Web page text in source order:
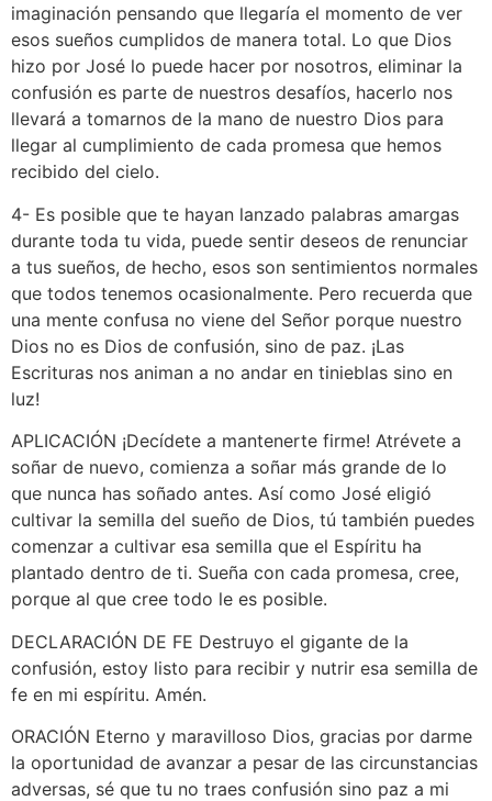
imaginación pensando que llegaría el momento de ver
esos sueños cumplidos de manera total. Lo que Dios
hizo por José lo puede hacer por nosotros, eliminar la
confusión es parte de nuestros desafíos, hacerlo nos
llevará a tomarnos de la mano de nuestro Dios para
llegar al cumplimiento de cada promesa que hemos
recibido del cielo.
4- Es posible que te hayan lanzado palabras amargas
durante toda tu vida, puede sentir deseos de renunciar
a tus sueños, de hecho, esos son sentimientos normales
que todos tenemos ocasionalmente. Pero recuerda que
una mente confusa no viene del Señor porque nuestro
Dios no es Dios de confusión, sino de paz. ¡Las
Escrituras nos animan a no andar en tinieblas sino en
luz!
APLICACIÓN ¡Decídete a mantenerte firme! Atrévete a
soñar de nuevo, comienza a soñar más grande de lo
que nunca has soñado antes. Así como José eligió
cultivar la semilla del sueño de Dios, tú también puedes
comenzar a cultivar esa semilla que el Espíritu ha
plantado dentro de ti. Sueña con cada promesa, cree,
porque al que cree todo le es posible.
DECLARACIÓN DE FE Destruyo el gigante de la
confusión, estoy listo para recibir y nutrir esa semilla de
fe en mi espíritu. Amén.
ORACIÓN Eterno y maravilloso Dios, gracias por darme
la oportunidad de avanzar a pesar de las circunstancias
adversas, sé que tu no traes confusión sino paz a mi